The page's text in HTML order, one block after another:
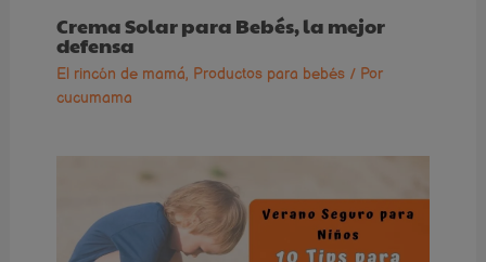
Crema Solar para Bebés, la mejor
defensa
El rincón de mamá, Productos para bebés/ Por
cucumama